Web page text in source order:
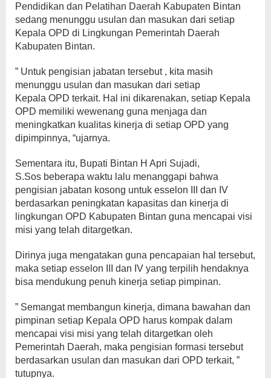
Pendidikan dan Pelatihan Daerah Kabupaten Bintan
sedang menunggu usulan dan masukan dari setiap
Kepala OPD di Lingkungan Pemerintah Daerah
Kabupaten Bintan.
” Untuk pengisian jabatan tersebut , kita masih
menunggu usulan dan masukan dari setiap
Kepala OPD terkait. Hal ini dikarenakan, setiap Kepala
OPD memiliki wewenang guna menjaga dan
meningkatkan kualitas kinerja di setiap OPD yang
dipimpinnya, “ujarnya.
Sementara itu, Bupati Bintan H Apri Sujadi,
S.Sos beberapa waktu lalu menanggapi bahwa
pengisian jabatan kosong untuk esselon III dan IV
berdasarkan peningkatan kapasitas dan kinerja di
lingkungan OPD Kabupaten Bintan guna mencapai visi
misi yang telah ditargetkan.
Dirinya juga mengatakan guna pencapaian hal tersebut,
maka setiap esselon III dan IV yang terpilih hendaknya
bisa mendukung penuh kinerja setiap pimpinan.
” Semangat membangun kinerja, dimana bawahan dan
pimpinan setiap Kepala OPD harus kompak dalam
mencapai visi misi yang telah ditargetkan oleh
Pemerintah Daerah, maka pengisian formasi tersebut
berdasarkan usulan dan masukan dari OPD terkait, ”
tutupnya.